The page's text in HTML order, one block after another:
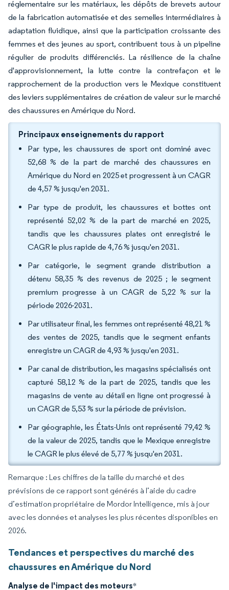
réglementaire sur les matériaux, les dépôts de brevets autour
de la fabrication automatisée et des semelles intermédiaires à
adaptation fluidique, ainsi que la participation croissante des
femmes et des jeunes au sport, contribuent tous à un pipeline
régulier de produits différenciés. La résilience de la chaîne
d'approvisionnement, la lutte contre la contrefaçon et le
rapprochement de la production vers le Mexique constituent
des leviers supplémentaires de création de valeur sur le marché
des chaussures en Amérique du Nord.
Principaux enseignements du rapport
Par type, les chaussures de sport ont dominé avec
52,68 % de la part de marché des chaussures en
Amérique du Nord en 2025 et progressent à un CAGR
de 4,57 % jusqu'en 2031.
Par type de produit, les chaussures et bottes ont
représenté 52,02 % de la part de marché en 2025,
tandis que les chaussures plates ont enregistré le
CAGR le plus rapide de 4,76 % jusqu'en 2031.
Par catégorie, le segment grande distribution a
détenu 58,35 % des revenus de 2025 ; le segment
premium progresse à un CAGR de 5,22 % sur la
période 2026-2031.
Par utilisateur final, les femmes ont représenté 48,21 %
des ventes de 2025, tandis que le segment enfants
enregistre un CAGR de 4,93 % jusqu'en 2031.
Par canal de distribution, les magasins spécialisés ont
capturé 58,12 % de la part de 2025, tandis que les
magasins de vente au détail en ligne ont progressé à
un CAGR de 5,53 % sur la période de prévision.
Par géographie, les États-Unis ont représenté 79,42 %
de la valeur de 2025, tandis que le Mexique enregistre
le CAGR le plus élevé de 5,77 % jusqu'en 2031.
Remarque : Les chiffres de la taille du marché et des
prévisions de ce rapport sont générés à l’aide du cadre
d’estimation propriétaire de Mordor Intelligence, mis à jour
avec les données et analyses les plus récentes disponibles en
2026.
Tendances et perspectives du marché des
chaussures en Amérique du Nord
Analyse de l'impact des moteurs*